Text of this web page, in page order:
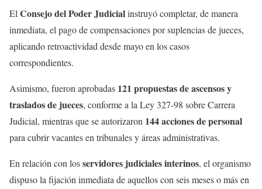
El Consejo del Poder Judicialinstruyó completar, de manera
inmediata, el pago de compensaciones por suplencias de jueces,
aplicando retroactividad desde mayo en los casos
correspondientes.
Asimismo, fueron aprobadas 121 propuestas de ascensos y
traslados de jueces, conforme a la Ley 327-98 sobre Carrera
Judicial, mientras que se autorizaron 144 acciones de personal
para cubrir vacantes en tribunales y áreas administrativas.
En relación con losservidores judiciales interinos, el organismo
dispuso la fijación inmediata de aquellos con seis meses o más en